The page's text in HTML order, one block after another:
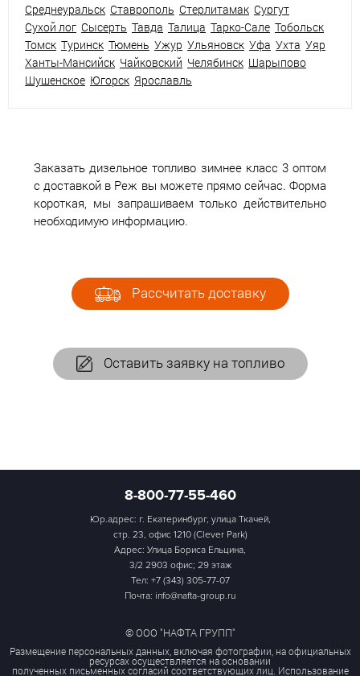
Среднеуральск Ставрополь Стерлитамак Сургут
Сухой лог Сысерть Тавда Талица Тарко-Сале Тобольск
Томск Туринск Тюмень Ужур Ульяновск Уфа Ухта Уяр
Ханты-Мансийск Чайковский Челябинск Шарыпово
Шушенское Югорск Ярославль
Заказать дизельное топливо зимнее класс 3 оптом
с доставкой в Реж вы можете прямо сейчас. Форма
короткая, мы запрашиваем только действительно
необходимую информацию.
Рассчитать доставку
Оставить заявку на топливо
8-800-77-55-460
Юр.адрес: г. Екатеринбург, улица Ткачей,
стр. 23, офис 1210 (Clever Park)
Адрес: Улица Бориса Ельцина,
3/2 2903 офис; 29 этаж
Тел: +7 (343) 305-77-07
Почта: info@nafta-group.ru
© ООО "НАФТА ГРУПП"
Размещение персональных данных, включая фотографии, на официальных
ресурсах осуществляется на основании
полученных письменных согласий соответствующих лиц. Использование